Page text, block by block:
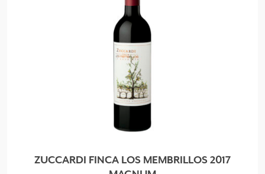
ZUCCARDI FINCA LOS MEMBRILLOS 2017